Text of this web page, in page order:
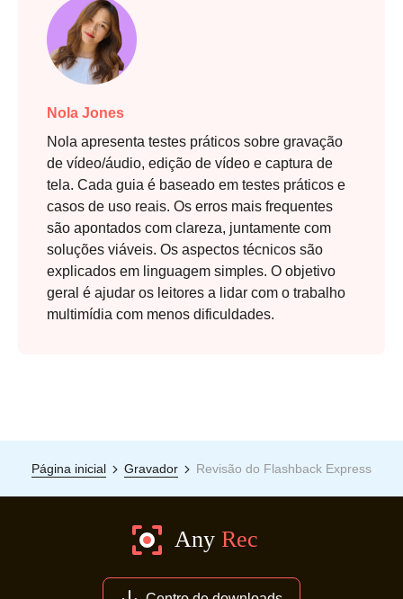
Nola Jones
Nola apresenta testes práticos sobre gravação
de vídeo/áudio, edição de vídeo e captura de
tela. Cada guia é baseado em testes práticos e
casos de uso reais. Os erros mais frequentes
são apontados com clareza, juntamente com
soluções viáveis. Os aspectos técnicos são
explicados em linguagem simples. O objetivo
geral é ajudar os leitores a lidar com o trabalho
multimídia com menos dificuldades.
Página inicial Gravador Revisão do Flashback Express